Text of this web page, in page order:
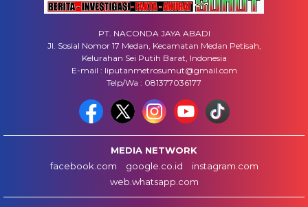
PT. NACONDA JAYA ABADI
Jl. Sosial Nomor 17 Medan, Kecamatan Medan Petisah,
Kelurahan Sei Putih Barat, Indonesia
E-mail : liputanmetrosumut@gmail.com
Telp/Wa : 081377036177
MEDIA NETWORK
facebook.com
google.co.id
instagram.com
web.whatsapp.com